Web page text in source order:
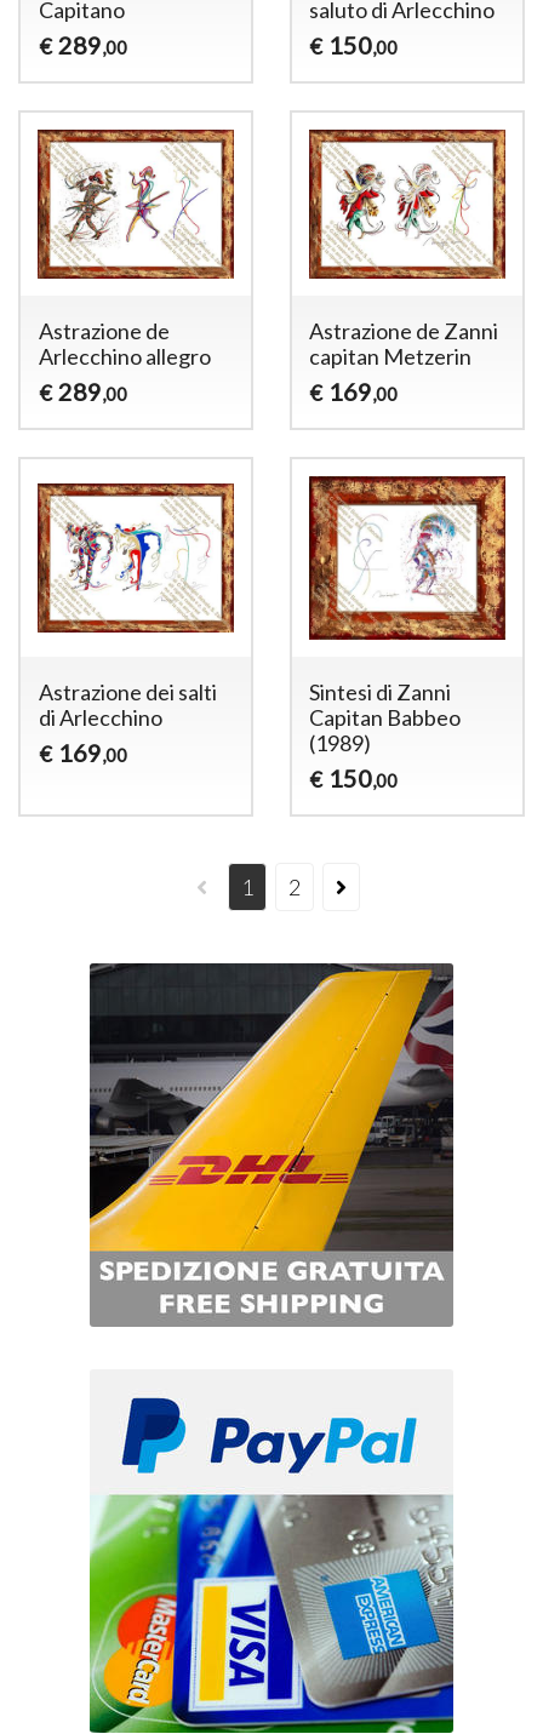
Capitano
€ 289,00
saluto di Arlecchino
€ 150,00
Astrazione de
Arlecchino allegro
€ 289,00
Astrazione de Zanni
capitan Metzerin
€ 169,00
Astrazione dei salti
di Arlecchino
€ 169,00
Sintesi di Zanni
Capitan Babbeo
(1989)
€ 150,00
1 2